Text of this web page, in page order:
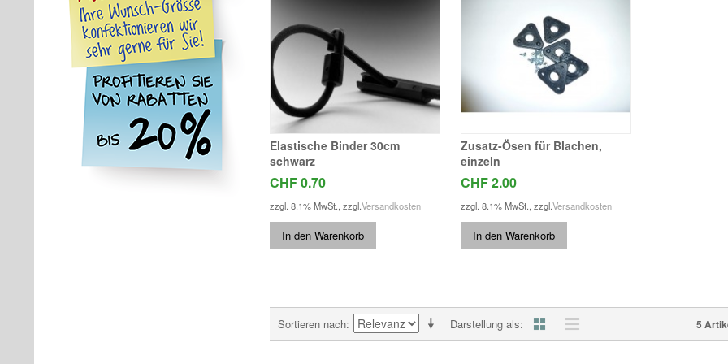
Elastische Binder 30cm
schwarz
CHF 0.70
zzgl. 8.1% MwSt., zzgl.Versandkosten
In den Warenkorb
Zusatz-Ösen für Blachen,
einzeln
CHF 2.00
zzgl. 8.1% MwSt.,zzgl.Versandkosten
In den Warenkorb
Darstellung als
Sortieren nach 5